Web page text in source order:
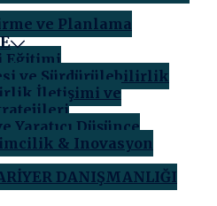
ve Planlama
Eğitimi
ve Sürdürülebilirlik
İletişimi ve
Yaratıcı Düşünce
& Inovasyon
DANIŞMANLIĞI